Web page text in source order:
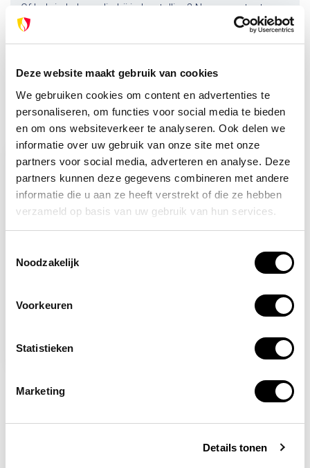
Deze website maakt gebruik van cookies
We gebruiken cookies om content en advertenties te
personaliseren, om functies voor social media te bieden
en om ons websiteverkeer te analyseren. Ook delen we
informatie over uw gebruik van onze site met onze
partners voor social media, adverteren en analyse. Deze
partners kunnen deze gegevens combineren met andere
informatie die u aan ze heeft verstrekt of die ze hebben
verzameld op basis van uw gebruik van hun services.
Noodzakelijk
Voorkeuren
Statistieken
Marketing
Details tonen
Of heb je hulp nodig bij je bestelling? Neem contact op
met onze klantenservice. We helpen je graag verder!
info@brandpreventie.be
Recent bekeken
Niet op voorraad